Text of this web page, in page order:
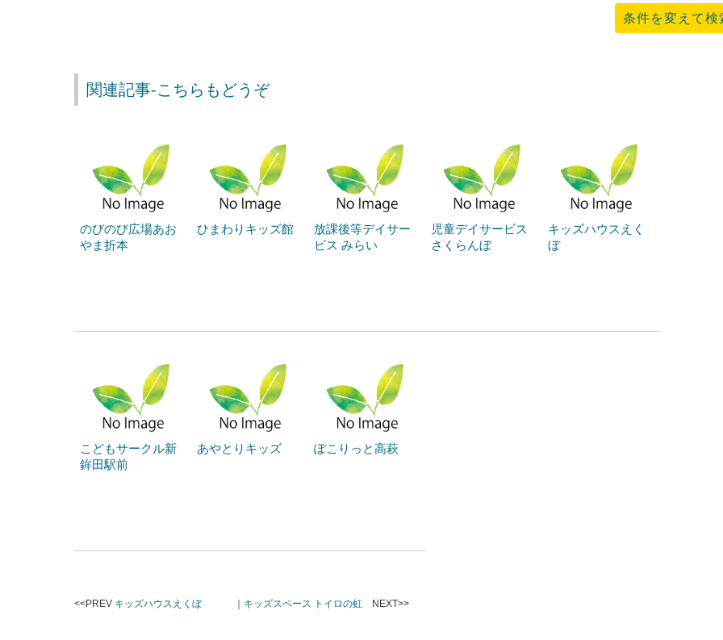
条件を変えて検
関連記事-こちらもどうぞ
のびのび広場あお
やま折本
ひまわりキッズ館
放課後等デイサー
ビス みらい
児童デイサービス
さくらんぼ
キッズハウスえく
ぼ
こどもサークル新
鉾田駅前
あやとりキッズ ぽこりっと高萩
<<PREV キッズハウスえくぼ ｜ キッズスペース トイロの虹 NEXT>>